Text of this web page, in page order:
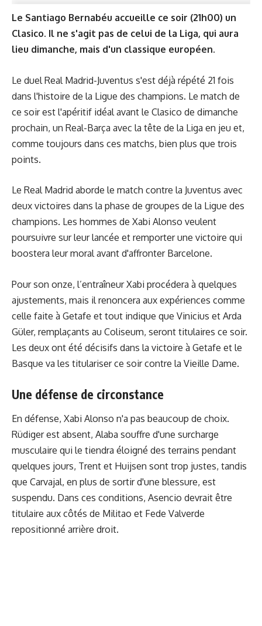
Le Santiago Bernabéu accueille ce soir (21h00) un
Clasico. Il ne s'agit pas de celui de la Liga, qui aura
lieu dimanche, mais d'un classique européen.
Le duel Real Madrid-Juventus s'est déjà répété 21 fois
dans l'histoire de la Ligue des champions. Le match de
ce soir est l'apéritif idéal avant le Clasico de dimanche
prochain, un Real-Barça avec la tête de la Liga en jeu et,
comme toujours dans ces matchs, bien plus que trois
points.
Le Real Madrid aborde le match contre la Juventus avec
deux victoires dans la phase de groupes de la Ligue des
champions. Les hommes de Xabi Alonso veulent
poursuivre sur leur lancée et remporter une victoire qui
boostera leur moral avant d'affronter Barcelone.
Pour son onze, l’entraîneur Xabi procédera à quelques
ajustements, mais il renoncera aux expériences comme
celle faite à Getafe et tout indique que Vinicius et Arda
Güler, remplaçants au Coliseum, seront titulaires ce soir.
Les deux ont été décisifs dans la victoire à Getafe et le
Basque va les titulariser ce soir contre la Vieille Dame.
Une défense de circonstance
En défense, Xabi Alonso n'a pas beaucoup de choix.
Rüdiger est absent, Alaba souffre d'une surcharge
musculaire qui le tiendra éloigné des terrains pendant
quelques jours, Trent et Huijsen sont trop justes, tandis
que Carvajal, en plus de sortir d'une blessure, est
suspendu. Dans ces conditions, Asencio devrait être
titulaire aux côtés de Militao et Fede Valverde
repositionné arrière droit.